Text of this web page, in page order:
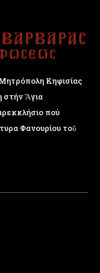
Κηφισίας
στήν Ἅγια
πού
Φανουρίου τοῦ